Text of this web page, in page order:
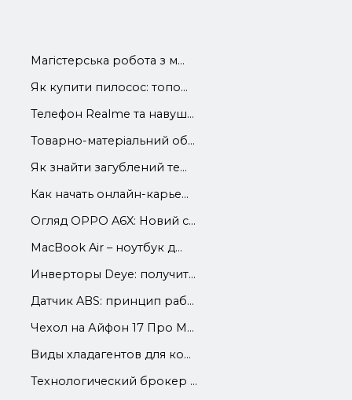
Магістерська робота з м...
Як купити пилосос: топо...
Телефон Realme та навуш...
Товарно-матеріальний об...
Як знайти загублений те...
Как начать онлайн-карье...
Огляд OPPO A6X: Новий с...
MacBook Air – ноутбук д...
Инверторы Deye: получит...
Датчик ABS: принцип раб...
Чехол на Айфон 17 Про М...
Виды хладагентов для ко...
Технологический брокер ...